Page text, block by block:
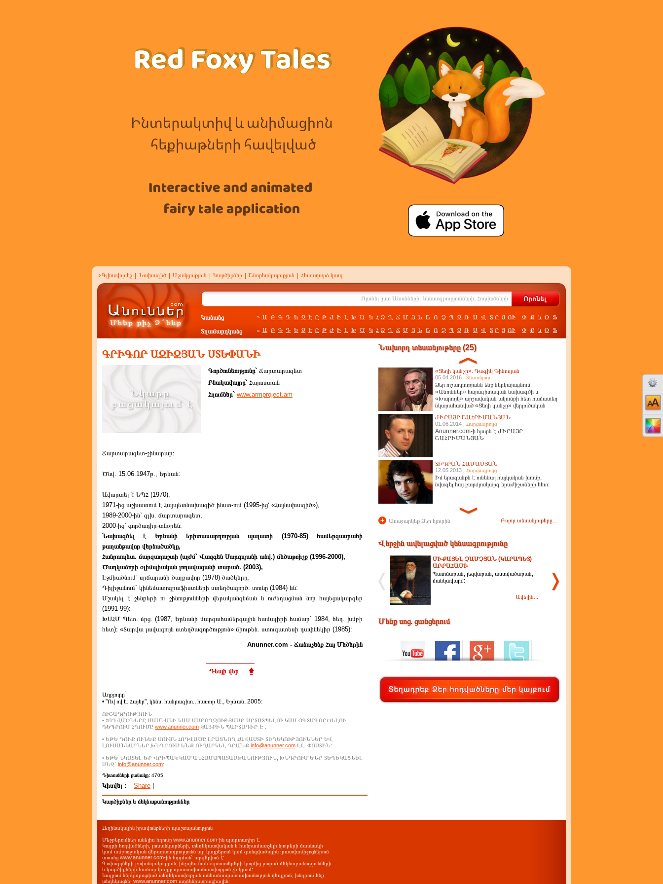
Գլխավոր էջ Նախագիծ Աջակցություն Կարծիքներ Շնորհակալություն Հետադարձ կապ
Կանանց » Ա Բ Գ Դ Ե Զ Է Ը Թ Ժ Ի Լ Խ Ծ Կ Հ Ձ Ղ Ճ Մ Յ Ն Շ Ո Չ Պ Ջ Ռ Ս Վ Տ Ր Ց ՈՒ Փ Ք և Օ Ֆ
Տղամարդկանց » Ա Բ Գ Դ Ե Զ Է Ը Թ Ժ Ի Լ Խ Ծ Կ Հ Ձ Ղ Ճ Մ Յ Ն Շ Ո Չ Պ Ջ Ռ Ս Վ Տ Ր Ց ՈՒ Փ Ք և Օ Ֆ
ԳՐԻԳՈՐ ԱԶԻԶՅԱՆ ՍՏԵՓԱՆԻ
Գործունեությունը` Ճարտարագետ
Բնակավայրը` Հայաստան
Հղումներ` www.armproject.am
Ճարտարագետ-շինարար։
Ծնվ. 15.06.1947թ., Երևան:
Ավարտել է ԵՊՀ (1970)։
1971-ից աշխատում է Հայպետնախագիծ ինստ-ում (1995-ից՝ «Հայնախագիծ»),
1989-2000-ին` գլխ. ճարտարագետ,
2000-ից` գործադիր-տնօրեն։
Նախագծել է Երևանի երիտասարդության պալատի (1970-85) համերգասրահի
թաղանթավոր վերնածածկը,
Հանրապետ. մարզադաշտի (այժմ` Վազգեն Սարգսյանի անվ.) մեծաթռիչք (1996-2000),
Ծաղկաձորի օլիմպիական լողավազանի տարած. (2003),
Էջմիածնում` սրճարանի ծալքավոր (1978) ծածկերը,
Դիլիջանում` կինեմատոգրաֆիստների ստեղծագործ. տունը (1984) ևն:
Մշակել է շենքերի ու շինությունների վերականգնման և ուժեղացման նոր հայեցակարգեր
(1991-99):
ԽՍՀՄ Պետ. մրց. (1987, Երևանի մարզահամերգային համալիրի համար` 1984, հեղ. խմբի
հետ)։ «Տարվա լավագույն ստեղծագործություն» միութեն. ստուգատեսի դափնեկիր (1985)։
Anunner.com - Ճանաչենք Հայ Մեծերին
Դեպի վեր
Աղբյուրը`
• "Ով ով է. Հայեր", կենս. հանրագիտ., հատոր Ա., Երևան, 2005:
ՈՒՇԱԴՐՈՒԹՅՈՒՆ
• ՀՈԴՎԱԾՆԵՐԸ ՄԱՍՆԱԿԻ ԿԱՄ ԱՄԲՈՂՋՈՒԹՅԱՄԲ ԱՐՏԱՏՊԵԼՈՒ ԿԱՄ ՕԳՏԱԳՈՐԾԵԼՈՒ
ԴԵՊՔՈՒՄ ՀՂՈՒՄԸ www.anunner.com ԿԱՅՔԻՆ ՊԱՐՏԱԴԻՐ Է :
• ԵԹԵ ԴՈՒՔ ՈՒՆԵՔ ՍՈՒՅՆ ՀՈԴՎԱԾԸ ԼՐԱՑՆՈՂ ՀԱՎԱՍՏԻ ՏԵՂԵԿՈՒԹՅՈՒՆՆԵՐ ԵՎ
ԼՈՒՍԱՆԿԱՐՆԵՐ,ԽՆԴՐՈՒՄ ԵՆՔ ՈՒՂԱՐԿԵԼ ԴՐԱՆՔ info@anunner.com ԷԼ. ՓՈՍՏԻՆ:
• ԵԹԵ ՆԿԱՏԵԼ ԵՔ ՎՐԻՊԱԿ ԿԱՄ ԱՆՀԱՄԱՊԱՏԱՍԽԱՆՈՒԹՅՈՒՆ, ԽՆԴՐՈՒՄ ԵՆՔ ՏԵՂԵԿԱՑՆԵԼ
ՄԵԶ` info@anunner.com:
Դիտումների քանակը: 4705
Կիսվել : Share
Կարծիքներ և մեկնաբանություններ
Նախորդ տեսանյութերը (25)
«Ցեղի կանչը». Գագիկ Գինոսյան
05.04.2016 | Տեսանյութ
Ձեր ուշադրությանն ենք ներկայացնում
«Անուններ» հայագիտական նախագծի և
«Խարույկ» արշավական ակումբի հետ համատեղ
նկարահանված «Ցեղի կանչը» վերլուծական
ԺԻՐԱՅՐ ՇԱՀՐԻՄԱՆՅԱՆ
01.06.2014 | Հարցազրույց
Anunner.com-ի հյուրն է ԺԻՐԱՅՐ
ՇԱՀՐԻՄԱՆՅԱՆ
ՏԻԳՐԱՆ ՀԱՄԱՍՅԱՆ
12.05.2013 | Հարցազրույց
Իմ երազանքն է ունենալ հայկական խումբ,
նվագել հայ բարձրակարգ երաժիշտների հետ:
+ Առաջարկեք Ձեր հյուրին Բոլոր տեսանյութերը...
Վերջին ավելացված կենսագրությունը
ՄԻՔԱՅԵԼ ՉԱՄՉՅԱՆ (ԿԱՐԱՊԵՏ)
ԱԲՐԱՀԱՄԻ
Պատմաբան, լեզվաբան, աստվածաբան,
մանկավարժ:
Ավելին...
Մենք սոց. ցանցերում
Հեղինակային իրավունքների պաշտպանություն
Մեջբերումներ անելիս հղումը www.anunner.com-ին պարտադիր է:
Կայքի հոդվածների, լուսանկարների, տեղեկատվական և հանրամատչելի նյութերի մասնակի
կամ ամբողջական վերարտադրությունն այլ կայքերում կամ զանգվածային լրատվամիջոցներում
առանց www.anunner.com-ին հղղման՝ արգելվում է:
Գովազդների բովանդակության, ինչպես նաև օգտատերերի կողմից թողած մեկնաբանությունների
և կարծիքների համար կայքը պատասխանատվություն չի կրում:
Կայքում ներկայացված տեղեկատվության անհամապատասխանություն դեպքում, խնդրում ենք
տեղեկացնել www.anunner.com ադմենիստրացիային: